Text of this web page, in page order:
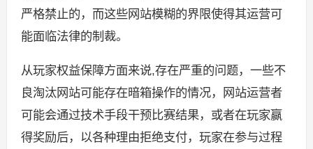
严格禁止的，而这些网站模糊的界限使得其运营可
能面临法律的制裁。
从玩家权益保障方面来说,存在严重的问题，一些不
良淘汰网站可能存在暗箱操作的情况，网站运营者
可能会通过技术手段干预比赛结果，或者在玩家赢
得奖励后，以各种理由拒绝支付，玩家在参与过程